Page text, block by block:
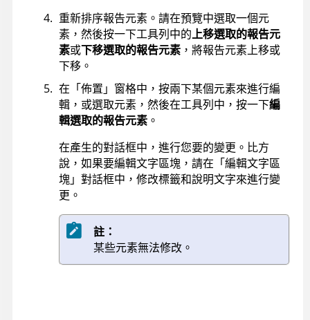
重新排序報告元素。請在預覽中選取一個元
素，然後按一下工具列中的上移選取的報告元
素或下移選取的報告元素 ，將報告元素上移或
下移。
在「佈置」窗格中，按兩下某個元素來進行編
輯，或選取元素，然後在工具列中，按一下編
輯選取的報告元素 。
在產生的對話框中，進行您要的變更。比方
說，如果要編輯文字區塊，請在「編輯文字區
塊」對話框中，修改標籤和說明文字來進行變
更。
註：
某些元素無法修改。